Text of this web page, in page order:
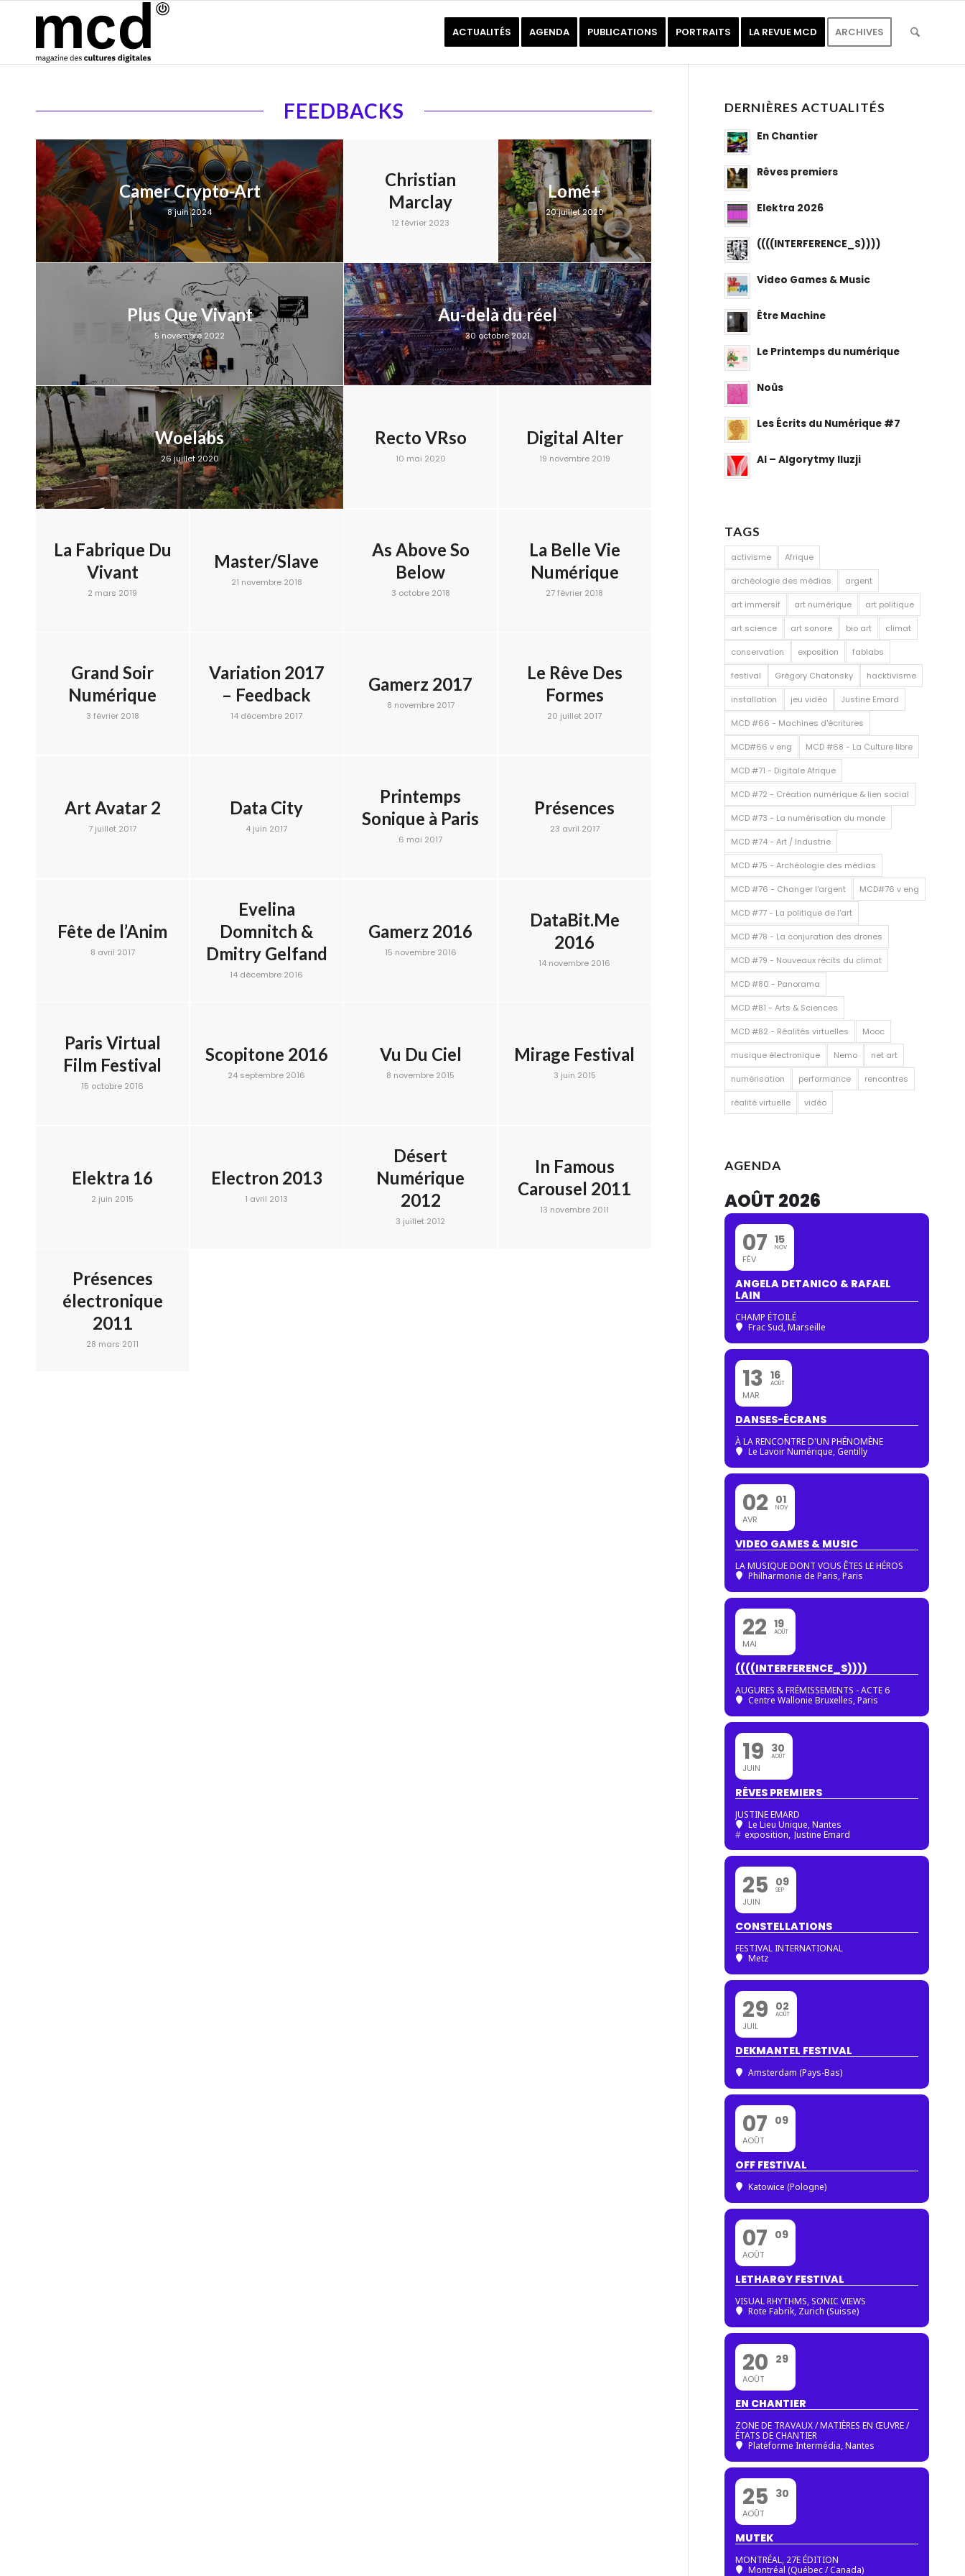
ACTUALITÉS AGENDA PUBLICATIONS PORTRAITS LA REVUE MCD ARCHIVES
FEEDBACKS
Camer Crypto-Art
8 juin 2024
Christian
Marclay
12 février 2023
Plus Que Vivant
5 novembre 2022
Au-delà du réel
30 octobre 2021
Woelabs
26 juillet 2020
Lomé+
20 juillet 2020
Recto VRso
10 mai 2020
Digital Alter
19 novembre 2019
La Fabrique Du
Vivant
2 mars 2019
Master/Slave
21 novembre 2018
As Above So
Below
3 octobre 2018
La Belle Vie
Numérique
27 février 2018
Grand Soir
Numérique
3 février 2018
Variation 2017
– Feedback
14 décembre 2017
Gamerz 2017
8 novembre 2017
Le Rêve Des
Formes
20 juillet 2017
Art Avatar 2
7 juillet 2017
Data City
4 juin 2017
Printemps
Sonique à Paris
6 mai 2017
Présences
23 avril 2017
Fête de l’Anim
8 avril 2017
Evelina
Domnitch &
Dmitry Gelfand
14 décembre 2016
Gamerz 2016
15 novembre 2016
DataBit.Me
2016
14 novembre 2016
Paris Virtual
Film Festival
15 octobre 2016
Scopitone 2016
24 septembre 2016
Vu Du Ciel
8 novembre 2015
Mirage Festival
3 juin 2015
Elektra 16
2 juin 2015
Electron 2013
1 avril 2013
Désert
Numérique
2012
3 juillet 2012
In Famous
Carousel 2011
13 novembre 2011
Présences
électronique
2011
28 mars 2011
DERNIÈRES ACTUALITÉS
En Chantier
Rêves premiers
Elektra 2026
((((INTERFERENCE_S))))
Video Games & Music
Être Machine
Le Printemps du numérique
Noûs
Les Écrits du Numérique #7
AI – Algorytmy Iluzji
TAGS
activisme Afrique
archéologie des médias argent
art immersif art numérique art politique
art science art sonore bio art climat
conservation exposition fablabs
festival Grégory Chatonsky hacktivisme
installation jeu vidéo Justine Emard
MCD #66 - Machines d'écritures
MCD#66 v eng MCD #68 - La Culture libre
MCD #71 - Digitale Afrique
MCD #72 - Création numérique & lien social
MCD #73 - La numérisation du monde
MCD #74 - Art / Industrie
MCD #75 - Archéologie des médias
MCD #76 - Changer l'argent MCD#76 v eng
MCD #77 - La politique de l'art
MCD #78 - La conjuration des drones
MCD #79 - Nouveaux récits du climat
MCD #80 - Panorama
MCD #81 - Arts & Sciences
MCD #82 - Réalités virtuelles Mooc
musique électronique Nemo net art
numérisation performance rencontres
réalité virtuelle vidéo
AGENDA
AOÛT 2026
07
FÉV
15
NOV
ANGELA DETANICO & RAFAEL
LAIN
CHAMP ÉTOILÉ
Frac Sud, Marseille
13
MAR
16
AOÛT
DANSES-ÉCRANS
À LA RENCONTRE D'UN PHÉNOMÈNE
Le Lavoir Numérique, Gentilly
02
AVR
01
NOV
VIDEO GAMES & MUSIC
LA MUSIQUE DONT VOUS ÊTES LE HÉROS
Philharmonie de Paris, Paris
22
MAI
19
AOÛT
((((INTERFERENCE_S))))
AUGURES & FRÉMISSEMENTS - ACTE 6
Centre Wallonie Bruxelles, Paris
19
JUIN
30
AOÛT
RÊVES PREMIERS
JUSTINE EMARD
Le Lieu Unique, Nantes
# exposition, Justine Emard
25
JUIN
09
SEP
CONSTELLATIONS
FESTIVAL INTERNATIONAL
Metz
29
JUIL
02
AOÛT
DEKMANTEL FESTIVAL
Amsterdam (Pays-Bas)
07
AOÛT
09
OFF FESTIVAL
Katowice (Pologne)
07
AOÛT
09
LETHARGY FESTIVAL
VISUAL RHYTHMS, SONIC VIEWS
Rote Fabrik, Zurich (Suisse)
20
AOÛT
29
EN CHANTIER
ZONE DE TRAVAUX / MATIÈRES EN ŒUVRE /
ÉTATS DE CHANTIER
Plateforme Intermédia, Nantes
25
AOÛT
30
MUTEK
MONTRÉAL, 27E ÉDITION
Montréal (Québec / Canada)